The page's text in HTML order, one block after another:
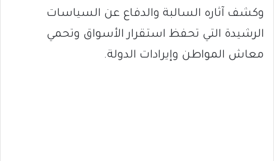
وكشف آثاره السالبة والدفاع عن السياسات
الرشيدة التي تحفظ استقرار الأسواق وتحمي
معاش المواطن وإيرادات الدولة.